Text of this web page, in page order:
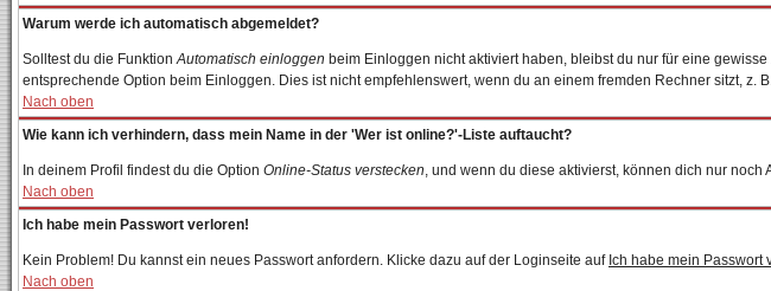
Warum werde ich automatisch abgemeldet?
Solltest du die FunktionAutomatisch einloggen beim Einloggen nicht aktiviert haben, bleibst du nur für eine
entsprechende Option beim Einloggen. Dies ist nicht empfehlenswert, wenn du an einem fremden Rechner sitzt, z.
Nach oben
Wie kann ich verhindern, dass mein Name in der 'Wer ist online?'-Liste auftaucht?
In deinem Profil findest du die Option Online-Status verstecken, und wenn du diese aktivierst, können dich nur
Nach oben
Ich habe mein Passwort verloren!
Kein Problem! Du kannst ein neues Passwort anfordern. Klicke dazu auf der Loginseite auf Ich habe mein Passwort
Nach oben